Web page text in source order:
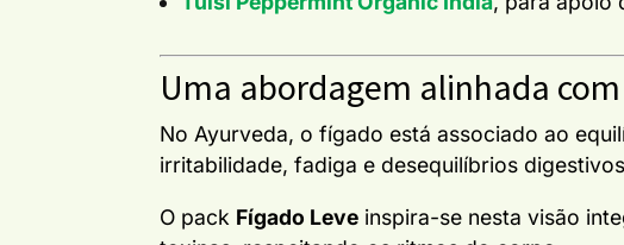
Uma abordagem alinhada
No Ayurveda, o fígado está associado ao
irritabilidade, fadiga e desequilíbrios
O pack Fígado Leve inspira-se nesta visão